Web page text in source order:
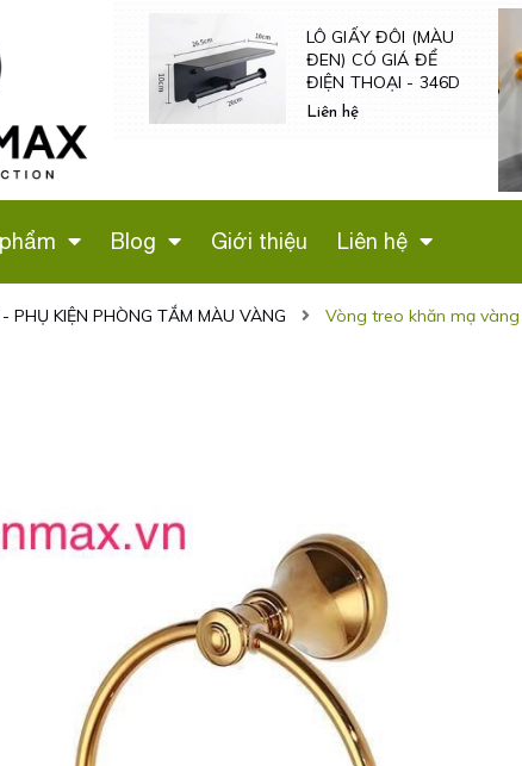
ĐÔI (MÀU
GIÁ ĐỂ
- 346D
TAY VỊN NHÀ VỆ
SINH CHO NGƯỜI
GIÀ NGƯỜI BỆNH -
Blog Giới thiệu Liên hệ
PHỤ KIỆN PHÒNG TẮM MÀU VÀNG Vòng treo khăn mạ vàng